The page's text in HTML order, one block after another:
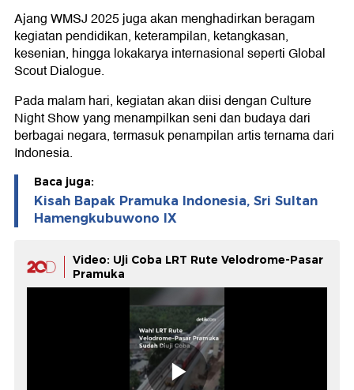
Ajang WMSJ 2025 juga akan menghadirkan beragam
kegiatan pendidikan, keterampilan, ketangkasan,
kesenian, hingga lokakarya internasional seperti Global
Scout Dialogue.
Pada malam hari, kegiatan akan diisi dengan Culture
Night Show yang menampilkan seni dan budaya dari
berbagai negara, termasuk penampilan artis ternama dari
Indonesia.
Baca juga:
Kisah Bapak Pramuka Indonesia, Sri Sultan
Hamengkubuwono IX
Video: Uji Coba LRT Rute Velodrome-Pasar
Pramuka